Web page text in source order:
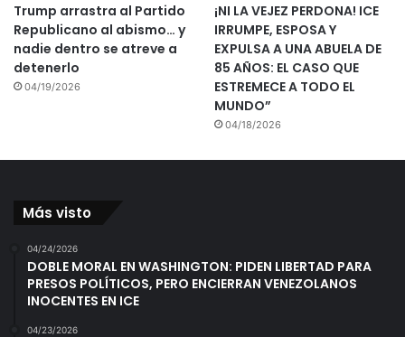
Trump arrastra al Partido
Republicano al abismo… y
nadie dentro se atreve a
detenerlo
04/19/2026
¡NI LA VEJEZ PERDONA! ICE
IRRUMPE, ESPOSA Y
EXPULSA A UNA ABUELA DE
85 AÑOS: EL CASO QUE
ESTREMECE A TODO EL
MUNDO”
04/18/2026
Más visto
04/24/2026
DOBLE MORAL EN WASHINGTON: PIDEN LIBERTAD PARA
PRESOS POLÍTICOS, PERO ENCIERRAN VENEZOLANOS
INOCENTES EN ICE
04/23/2026